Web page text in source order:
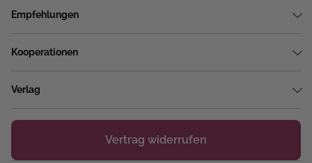
Empfehlungen
Kooperationen
Verlag
Vertrag widerrufen